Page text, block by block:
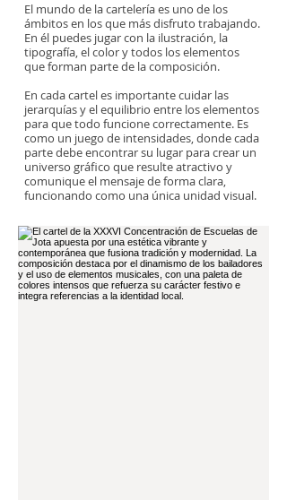
El mundo de la cartelería es uno de los
ámbitos en los que más disfruto trabajando.
En él puedes jugar con la ilustración, la
tipografía, el color y todos los elementos
que forman parte de la composición.
En cada cartel es importante cuidar las
jerarquías y el equilibrio entre los elementos
para que todo funcione correctamente. Es
como un juego de intensidades, donde cada
parte debe encontrar su lugar para crear un
universo gráfico que resulte atractivo y
comunique el mensaje de forma clara,
funcionando como una única unidad visual.